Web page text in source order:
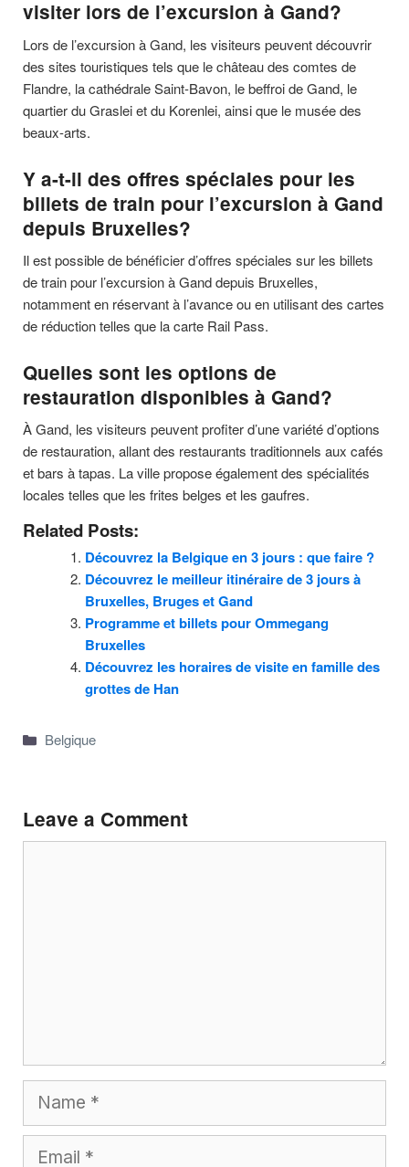
visiter lors de l’excursion à Gand?
Lors de l’excursion à Gand, les visiteurs peuvent découvrir
des sites touristiques tels que le château des comtes de
Flandre, la cathédrale Saint-Bavon, le beffroi de Gand, le
quartier du Graslei et du Korenlei, ainsi que le musée des
beaux-arts.
Y a-t-il des offres spéciales pour les
billets de train pour l’excursion à Gand
depuis Bruxelles?
Il est possible de bénéficier d’offres spéciales sur les billets
de train pour l’excursion à Gand depuis Bruxelles,
notamment en réservant à l’avance ou en utilisant des cartes
de réduction telles que la carte Rail Pass.
Quelles sont les options de
restauration disponibles à Gand?
À Gand, les visiteurs peuvent profiter d’une variété d’options
de restauration, allant des restaurants traditionnels aux cafés
et bars à tapas. La ville propose également des spécialités
locales telles que les frites belges et les gaufres.
Related Posts:
Découvrez la Belgique en 3 jours : que faire ?
Découvrez le meilleur itinéraire de 3 jours à
Bruxelles, Bruges et Gand
Programme et billets pour Ommegang
Bruxelles
Découvrez les horaires de visite en famille des
grottes de Han
Categories
Belgique
Leave a Comment